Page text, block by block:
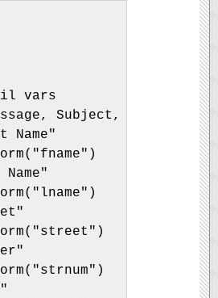
vars
Subject,
Name"